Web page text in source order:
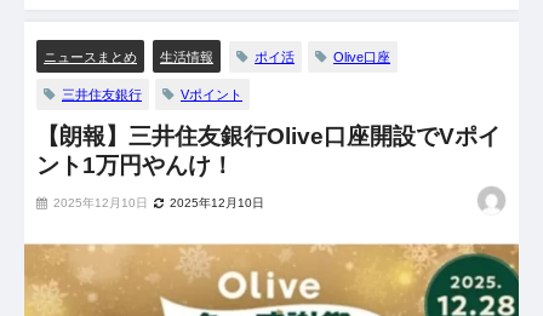
ニュースまとめ 生活情報 ポイ活 Olive口座
三井住友銀行 Vポイント
【朗報】三井住友銀行Olive口座開設でVポイ
ント1万円やんけ！
2025年12月10日 2025年12月10日